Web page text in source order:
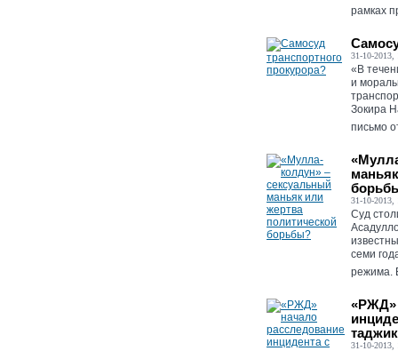
рамках
31-10-2013,
«В
и
Зокира
письмо
31-10-2013,
Cуд
семи
режима.
«РЖД»
31-10-2013,